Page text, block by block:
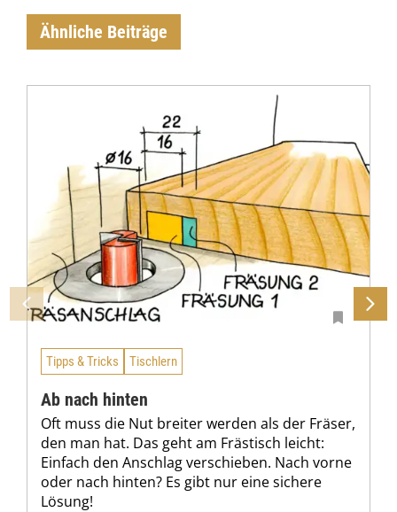
Ähnliche Beiträge
Tipps & Tricks Tischlern
Ab nach hinten
Oft muss die Nut breiter werden als der Fräser,
den man hat. Das geht am Frästisch leicht:
Einfach den Anschlag verschieben. Nach vorne
oder nach hinten? Es gibt nur eine sichere
Lösung!